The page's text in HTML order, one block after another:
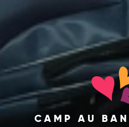
CAMP AU